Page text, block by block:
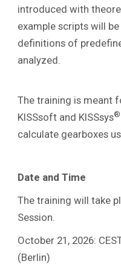
introduced with
example scripts will
definitions of
analyzed.
The training is meant
KISSsoft and KISSsys®
calculate gearboxes
Date and Time
The training will take
Session.
October 21, 2026:
(Berlin)